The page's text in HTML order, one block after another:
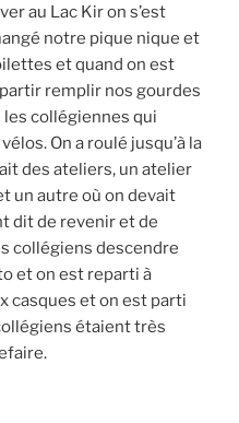
au Lac Kir on s’est
notre pique nique et
et quand on est
remplir nos gourdes
les collégiennes qui
On a roulé jusqu’à la
des ateliers, un atelier
un autre où on devait
dit de revenir et de
collégiens descendre
et on est reparti à
casques et on est parti
étaient très